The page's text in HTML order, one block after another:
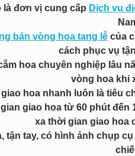
đơn vị cung cấp Dịch vụ
bán vòng hoa tang lễcủa
cách phục vụ
hoa chuyên nghiệp lâu
vòng hoa khi
giao hoa nhanh luôn là tiêu
giao hoa từ 60 phút đến
xa thời gian giao hoa
tận tay, có hình ảnh chụp